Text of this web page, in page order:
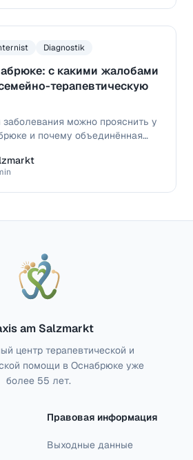
Diagnostik
с какими жалобами
терапевтическую
можно прояснить у
и почему объединённая
am Salzmarkt
центр терапевтической и
помощи в Оснабрюке уже
более 55 лет.
Правовая информация
Выходные данные